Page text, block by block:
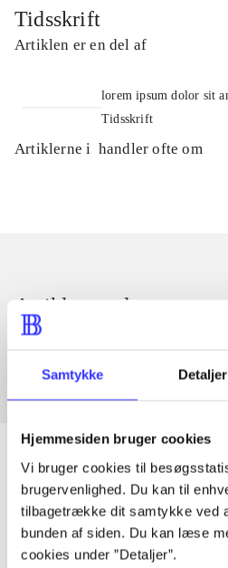
Samtykke Detaljer
Hjemmesiden bruger cookies
Vi bruger cookies til
brugervenlighed. Du kan til
tilbagetrække dit samtykke ved
bunden af siden. Du kan læse
cookies under ”Detaljer”.
Tidsskrift
Artiklen er en del af
lorem ipsum dolor sit
Tidsskrift
Artiklerne i handler ofte om
Artikler med samme
Fra
Artikler
Alle registrerede artikler